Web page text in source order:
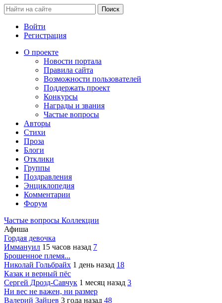
Войти
Регистрация
О проекте
Новости портала
Правила сайта
Возможности пользователей
Поддержать проект
Конкурсы
Награды и звания
Частые вопросы
Авторы
Стихи
Проза
Блоги
Отклики
Группы
Поздравления
Энциклопедия
Комментарии
Форум
Частые вопросы Коллекции
Афиша
Гордая девочка
Иммануил 15 часов назад 7
Брошенное племя...
Николай Гольбрайх 1 день назад 18
Казак и верный пёс
Сергей Дрозд-Савчук 1 месяц назад 3
Ни вес не важен, ни размер
Валерий Зайцев 3 года назад 48